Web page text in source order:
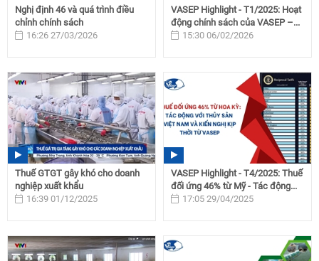
Nghị định 46 và quá trình điều
chỉnh chính sách
16:26 27/03/2026
VASEP Highlight - T1/2025: Hoạt
động chính sách của VASEP –...
15:30 06/02/2026
Thuế GTGT gây khó cho doanh
nghiệp xuất khẩu
16:39 01/12/2025
VASEP Highlight - T4/2025: Thuế
đối ứng 46% từ Mỹ - Tác động...
17:05 29/04/2025